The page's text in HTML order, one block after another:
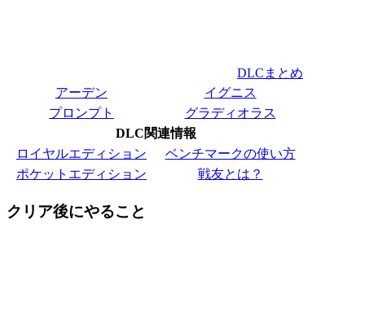
DLCまとめ
アーデン
イグニス
プロンプト
グラディオラス
DLC関連情報
ロイヤルエディション
ベンチマークの使い方
ポケットエディション
戦友とは？
クリア後にやること